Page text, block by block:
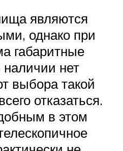
являются
однако при
габаритные
нет
выбора такой
отказаться.
в этом